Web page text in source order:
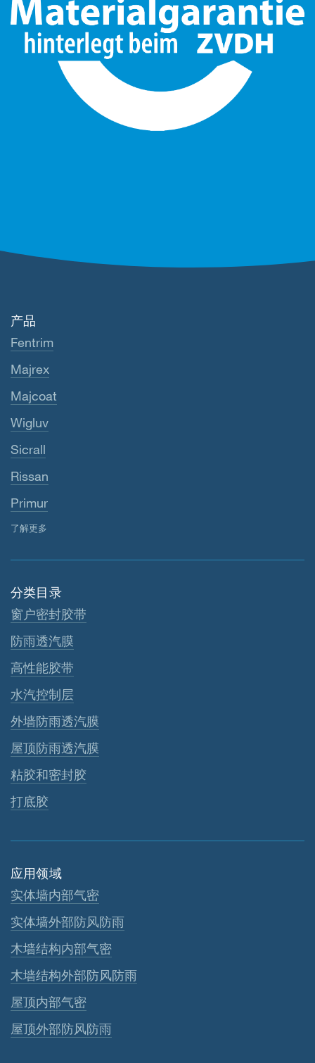
产品
Fentrim
Majrex
Majcoat
Wigluv
Sicrall
Rissan
Primur
了解更多
分类目录
窗户密封胶带
防雨透汽膜
高性能胶带
水汽控制层
外墙防雨透汽膜
屋顶防雨透汽膜
粘胶和密封胶
打底胶
应用领域
实体墙内部气密
实体墙外部防风防雨
木墙结构内部气密
木墙结构外部防风防雨
屋顶内部气密
屋顶外部防风防雨